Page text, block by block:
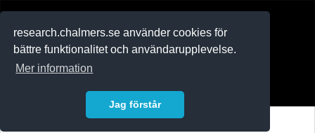
research.chalmers.se använder cookies för
bättre funktionalitet och användarupplevelse.
Mer information
Jag förstår